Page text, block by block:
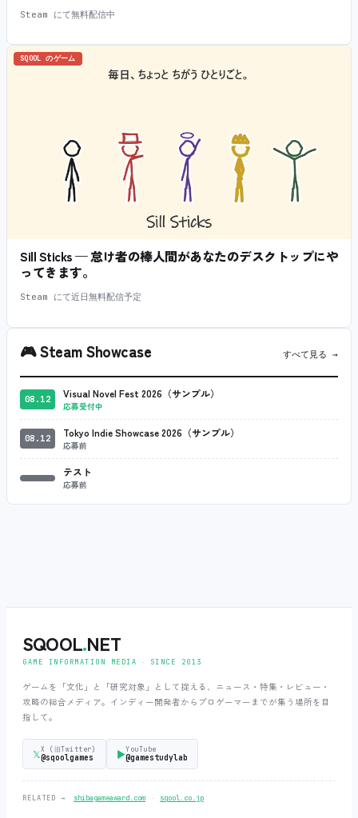
Steam にて無料配信中
SQOOL のゲーム
Sill Sticks — 怠け者の棒人間があなたのデスクトップにや
ってきます。
Steam にて近日無料配信予定
🎮Steam Showcase すべて見る →
08.12 Visual Novel Fest 2026（サンプル）
応募受付中
08.12 Tokyo Indie Showcase 2026（サンプル）
応募前
テスト
応募前
SQOOL.NET
GAME INFORMATION MEDIA ‧ SINCE 2013
ゲームを「文化」と「研究対象」として捉える、ニュース・特集・レビュー・
攻略の総合メディア。インディー開発者からプロゲーマーまでが集う場所を目
指して。
𝕏X (旧Twitter)
@sqoolgames ▶YouTube
@gamestudylab
RELATED → shibagameaward.com ‧ sqool.co.jp